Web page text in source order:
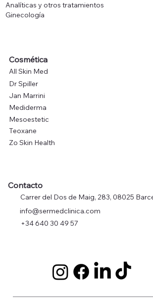
Analíticas y otros tratamientos
Ginecología
Cosmética
All Skin Med
Dr Spiller
Jan Marrini
Mediderma
Mesoestetic
Teoxane
Zo Skin Health
Contacto
Carrer del Dos de Maig, 283, 08025
info@sermedclinica.com
+34 640 30 49 57